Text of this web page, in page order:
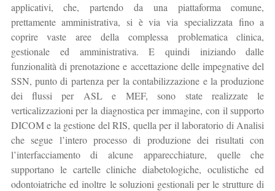
applicativi, che, partendo da una piattaforma comune,
prettamente amministrativa, si è via via specializzata fino a
coprire vaste aree della complessa problematica clinica,
gestionale ed amministrativa. E quindi iniziando dalle
funzionalità di prenotazione e accettazione delle impegnative del
SSN, punto di partenza per la contabilizzazione e la produzione
dei flussi per ASL e MEF, sono state realizzate le
verticalizzazioni per la diagnostica per immagine, con il supporto
DICOM e la gestione del RIS, quella per il laboratorio di Analisi
che segue l’intero processo di produzione dei risultati con
l’interfacciamento di alcune apparecchiature, quelle che
supportano le cartelle cliniche diabetologiche, oculistiche ed
odontoiatriche ed inoltre le soluzioni gestionali per le strutture di